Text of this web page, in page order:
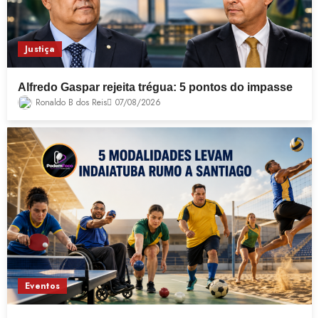
Justiça
Alfredo Gaspar rejeita trégua: 5 pontos do impasse
Ronaldo B dos Reis 07/08/2026
Eventos